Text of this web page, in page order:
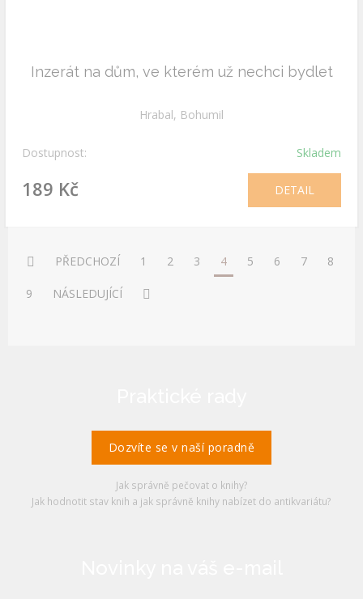
Inzerát na dům, ve kterém už nechci bydlet
Hrabal, Bohumil
Dostupnost: Skladem
189 Kč DETAIL
PŘEDCHOZÍ 1 2 3 4 5 6 7 8
9 NÁSLEDUJÍCÍ
Dozvíte se v naší poradně
Jak správně pečovat o knihy?
Jak hodnotit stav knih a jak správně knihy nabízet do antikvariátu?